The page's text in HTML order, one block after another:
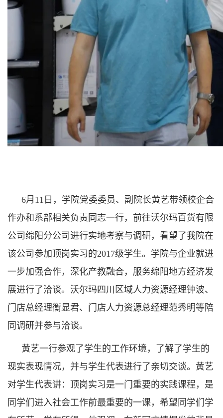
6月11日，学院党委委员、副院长黄艺带领校企合
作办和系部相关负责同志一行，前往沃尔玛百货有限
公司绵阳分公司进行实地考察与调研，看望了我院在
该公司参加顶岗实习的2017级学生。学院与企业就进
一步加强合作，深化产教融合，服务绵阳地方经济发
展进行了洽谈。沃尔玛四川区域人力资源经理钟波、
门店总经理衡显君、门店人力资源总经理范秀明等陪
同调研并参与洽谈。
黄艺一行参观了学生的工作环境，了解了学生的
现实表现情况，并与学生代表进行了亲切交谈。黄艺
对学生代表讲：顶岗实习是一门重要的实践课程，是
同学们进入社会工作前最重要的一课，希望同学们学